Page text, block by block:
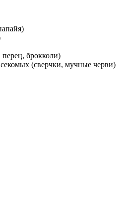
брокколи)
(сверчки, мучные черви)